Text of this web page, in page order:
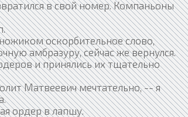
в свой номер. Компаньоны
оскорбительное слово,
амбразуру, сейчас же вернулся.
и принялись их тщательно
Матвеевич мечтательно, -- я
ордер в лапшу.